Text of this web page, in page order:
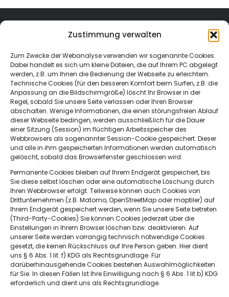
Zustimmung verwalten
Zum Zwecke der Webanalyse verwenden wir sogenannte Cookies.
Dabei handelt es sich um kleine Dateien, die auf Ihrem PC abgelegt
werden, z.B. um Ihnen die Bedienung der Webseite zu erleichtern.
Technische Cookies (für den besseren Komfort beim Surfen, z.B. die
Anpassung an die Bildschirmgröße) löscht Ihr Browser in der
Regel, sobald Sie unsere Seite verlassen oder Ihren Browser
abschalten. Wenige Informationen, die einen störungsfreien Ablauf
dieser Webseite bedingen, werden ausschließlich für die Dauer
einer Sitzung (Session) im flüchtigen Arbeitsspeicher des
Webbrowsers als sogenannter Session-Cookie gespeichert. Dieser
und alle in ihm gespeicherten Informationen werden automatisch
gelöscht, sobald das Browserfenster geschlossen wird.
Permanente Cookies bleiben auf Ihrem Endgerät gespeichert, bis
Sie diese selbst löschen oder eine automatische Löschung durch
Ihren Webbrowser erfolgt. Teilweise können auch Cookies von
Drittunternehmen (z.B. Matomo, OpenStreetMap oder maptiler) auf
Ihrem Endgerät gespeichert werden, wenn Sie unsere Seite betreten
(Third-Party-Cookies) Sie können Cookies jederzeit über die
Einstellungen in Ihrem Browser löschen bzw. deaktivieren. Auf
unserer Seite werden vorrangig technisch notwendige Cookies
gesetzt, die keinen Rückschluss auf Ihre Person geben. Hier dient
uns § 6 Abs. 1 lit. f) KDG als Rechtsgrundlage. Für
darüberhinausgehende Cookies bestehen Auswahlmöglichkeiten
für Sie. In diesen Fällen Ist Ihre Einwilligung nach § 6 Abs. 1 lit b) KDG
erforderlich und dient uns als Rechtsgrundlage.
Sachsenweg 3,
66121 Saarbrücken
0681 6683512